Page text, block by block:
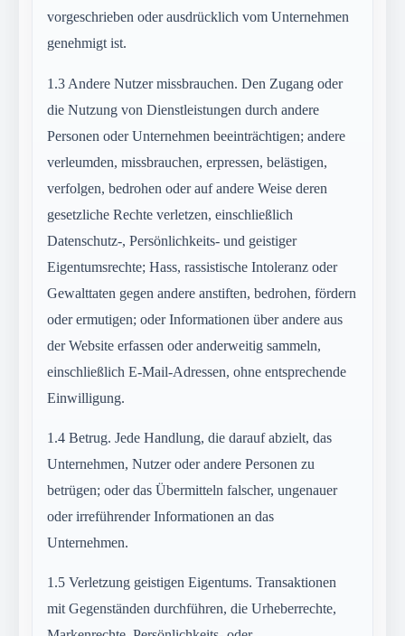
vorgeschrieben oder ausdrücklich vom Unternehmen
genehmigt ist.
1.3 Andere Nutzer missbrauchen. Den Zugang oder
die Nutzung von Dienstleistungen durch andere
Personen oder Unternehmen beeinträchtigen; andere
verleumden, missbrauchen, erpressen, belästigen,
verfolgen, bedrohen oder auf andere Weise deren
gesetzliche Rechte verletzen, einschließlich
Datenschutz-, Persönlichkeits- und geistiger
Eigentumsrechte; Hass, rassistische Intoleranz oder
Gewalttaten gegen andere anstiften, bedrohen, fördern
oder ermutigen; oder Informationen über andere aus
der Website erfassen oder anderweitig sammeln,
einschließlich E-Mail-Adressen, ohne entsprechende
Einwilligung.
1.4 Betrug. Jede Handlung, die darauf abzielt, das
Unternehmen, Nutzer oder andere Personen zu
betrügen; oder das Übermitteln falscher, ungenauer
oder irreführender Informationen an das
Unternehmen.
1.5 Verletzung geistigen Eigentums. Transaktionen
mit Gegenständen durchführen, die Urheberrechte,